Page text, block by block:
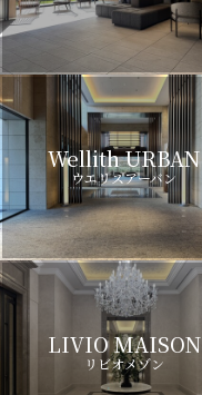
Wellith URBAN
ウエリスアーバン
LIVIO MAISON
リビオメゾン